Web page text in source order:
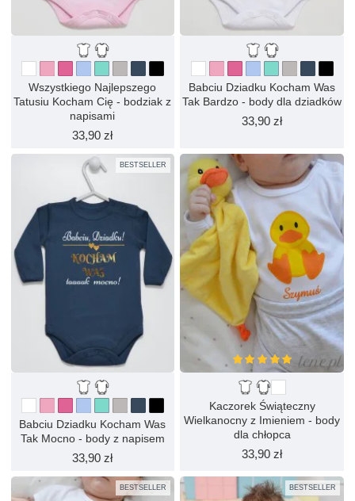
Wszystkiego Najlepszego
Tatusiu Kocham Cię - bodziak z
napisami
33,90 zł
Babciu Dziadku Kocham Was
Tak Bardzo - body dla dziadków
33,90 zł
BESTSELLER
Babciu Dziadku Kocham Was
Tak Mocno - body z napisem
33,90 zł
Kaczorek Świąteczny
Wielkanocny z Imieniem - body
dla chłopca
33,90 zł
BESTSELLER BESTSELLER